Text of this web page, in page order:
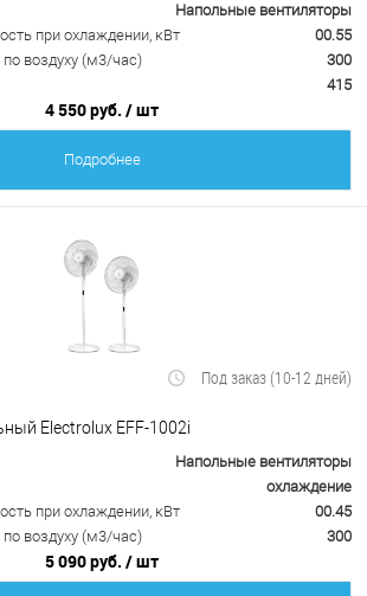
Напольные вентиляторы
при охлаждении, кВт
00.55
воздуху (м3/час)
300
415
4 550 руб. / шт
Подробнее
Под заказ (10-12 дней)
Electrolux EFF-1002i
Напольные вентиляторы
охлаждение
при охлаждении, кВт
00.45
воздуху (м3/час)
300
5 090 руб. / шт